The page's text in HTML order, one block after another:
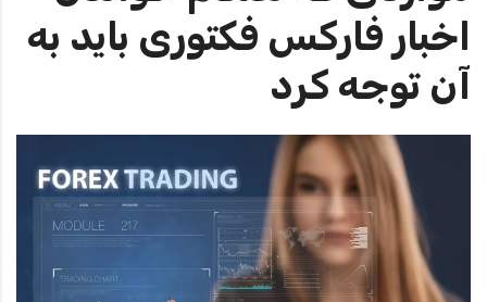
اخبار فارکس فکتوری باید به
آن توجه کرد